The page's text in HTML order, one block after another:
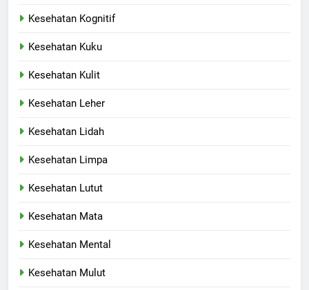
Kesehatan Kognitif
Kesehatan Kuku
Kesehatan Kulit
Kesehatan Leher
Kesehatan Lidah
Kesehatan Limpa
Kesehatan Lutut
Kesehatan Mata
Kesehatan Mental
Kesehatan Mulut